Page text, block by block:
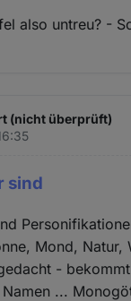
also untreu? -
(nicht überprüft)
sind
Mond, Natur,
-
...